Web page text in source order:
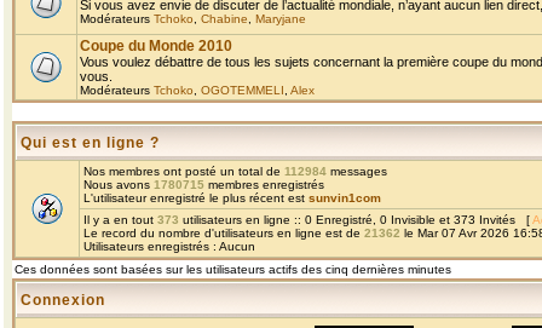
Si vous avez envie de discuter de l’actualité mondiale, n’ayant aucun lien
Modérateurs Tchoko Chabine Maryjane
Coupe du Monde 2010
Vous voulez débattre de tous les sujets concernant la première coupe du
vous.
Modérateurs Tchoko OGOTEMMELI Alex
Qui est en ligne ?
Nos membres ont posté un total de 112984 messages
Nous avons 1780715 membres enregistrés
L'utilisateur enregistré le plus récent est sunvin1com
Il y a en tout 373 utilisateurs en ligne :: 0 Enregistré, 0 Invisible et 373 Invités [
Le record du nombre d'utilisateurs en ligne est de 21362 le Mar 07 Avr 2026
Utilisateurs enregistrés : Aucun
Ces données sont basées sur les utilisateurs actifs des cinq dernières minutes
Connexion